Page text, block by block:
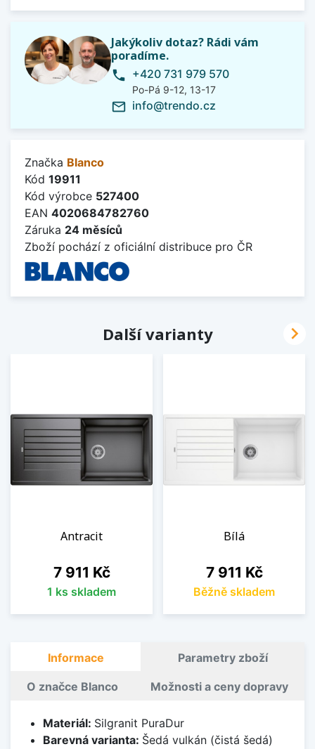
Jakýkoliv dotaz? Rádi vám
poradíme.
phone +420 731 979 570
Po-Pá 9-12, 13-17
mail_outline info@trendo.cz
Značka Blanco
Kód 19911
Kód výrobce 527400
EAN 4020684782760
Záruka 24 měsíců
Zboží pochází z oficiální distribuce pro ČR
Další varianty
Antracit
Cena
7 911 Kč
1 ks skladem
Bílá
Cena
7 911 Kč
Běžně skladem

Informace Parametry zboží
O značce Blanco Možnosti a ceny dopravy
Materiál: Silgranit PuraDur
Barevná varianta: Šedá vulkán (čistá šedá)